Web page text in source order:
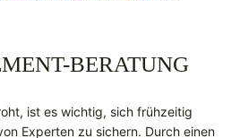
BERATUNG
ist es wichtig, sich frühzeitig
Experten zu sichern. Durch einen